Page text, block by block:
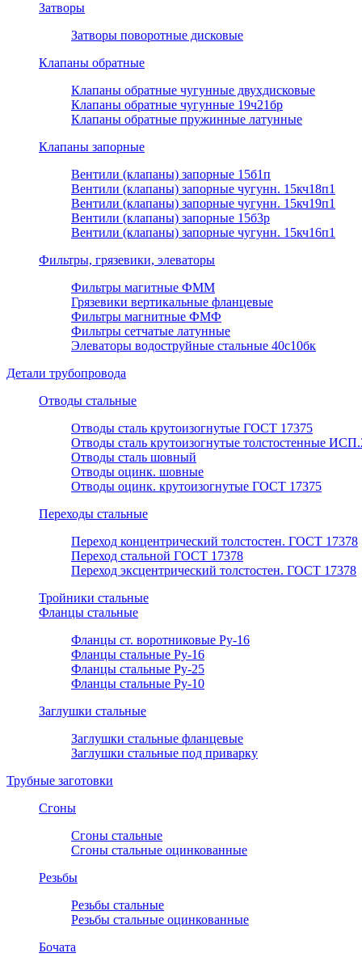
Затворы
Затворы поворотные дисковые
Клапаны обратные
Клапаны обратные чугунные двухдисковые
Клапаны обратные чугунные 19ч21бр
Клапаны обратные пружинные латунные
Клапаны запорные
Вентили (клапаны) запорные 15б1п
Вентили (клапаны) запорные чугунн. 15кч18п1
Вентили (клапаны) запорные чугунн. 15кч19п1
Вентили (клапаны) запорные 15б3р
Вентили (клапаны) запорные чугунн. 15кч16п1
Фильтры, грязевики, элеваторы
Фильтры магитные ФММ
Грязевики вертикальные фланцевые
Фильтры магнитные ФМФ
Фильтры сетчатые латунные
Элеваторы водоструйные стальные 40с10бк
Детали трубопровода
Отводы стальные
Отводы сталь крутоизогнутые ГОСТ 17375
Отводы сталь крутоизогнутые толстостенные
Отводы сталь шовный
Отводы оцинк. шовные
Отводы оцинк. крутоизогнутые ГОСТ 17375
Переходы стальные
Переход концентрический толстостен. ГОСТ 17378
Переход стальной ГОСТ 17378
Переход эксцентрический толстостен. ГОСТ 17378
Тройники стальные
Фланцы стальные
Фланцы ст. воротниковые Ру-16
Фланцы стальные Ру-16
Фланцы стальные Ру-25
Фланцы стальные Ру-10
Заглушки стальные
Заглушки стальные фланцевые
Заглушки стальные под приварку
Трубные заготовки
Сгоны
Сгоны стальные
Сгоны стальные оцинкованные
Резьбы
Резьбы стальные
Резьбы стальные оцинкованные
Бочата